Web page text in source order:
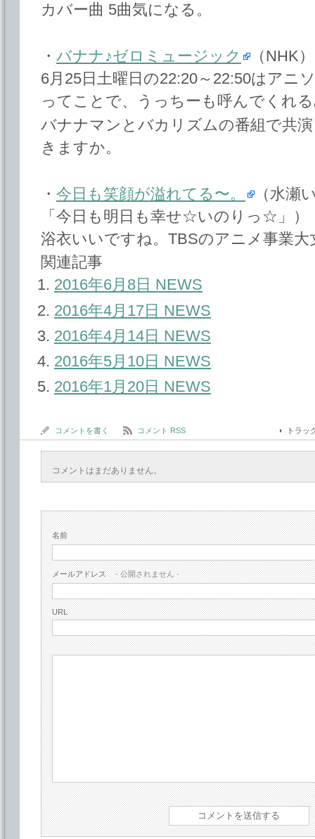
カバー曲 5曲気になる。
・ バナナ♪ゼロミュージック
（NHK）
6月25日土曜日の22:20～22:50はアニ
ってことで、うっちーも呼んでくれ
バナナマンとバカリズムの番組で共
きますか。
・ 今日も笑顔が溢れてる〜。
（水瀬
「今日も明日も幸せ☆いのりっ☆」）
浴衣いいですね。TBSのアニメ事業
関連記事
2016年6月8日 NEWS
2016年4月17日 NEWS
2016年4月14日 NEWS
2016年5月10日 NEWS
2016年1月20日 NEWS
コメントを書く コメント RSS トラ
コメントはまだありません。
名前
メールアドレス - 公開されません -
URL